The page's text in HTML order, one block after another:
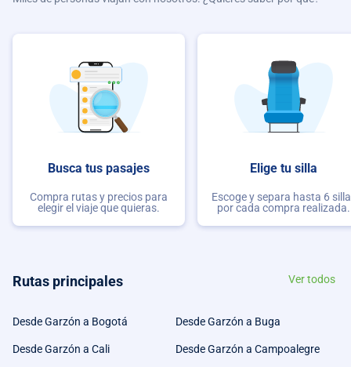
Busca tus pasajes
Compra rutas y precios para
elegir el viaje que quieras.
Elige tu silla
Escoge y separa hasta 6
por cada compra realizada.
Rutas principales Ver todos
Desde Garzón a Bogotá Desde Garzón a Buga
Desde Garzón a Cali Desde Garzón a Campoalegre